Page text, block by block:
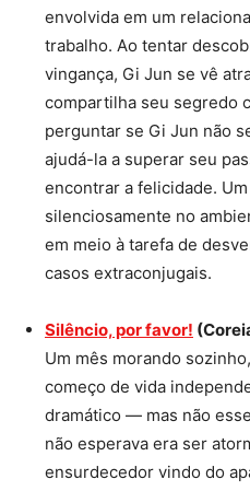
envolvida em um
trabalho. Ao tentar
vingança, Gi Jun se vê
compartilha seu segredo
perguntar se Gi Jun não
ajudá-la a superar seu
encontrar a felicidade.
silenciosamente no
em meio à tarefa de
casos extraconjugais.
Silêncio, por favor!
Um mês morando
começo de vida
dramático — mas não
não esperava era ser
ensurdecedor vindo do